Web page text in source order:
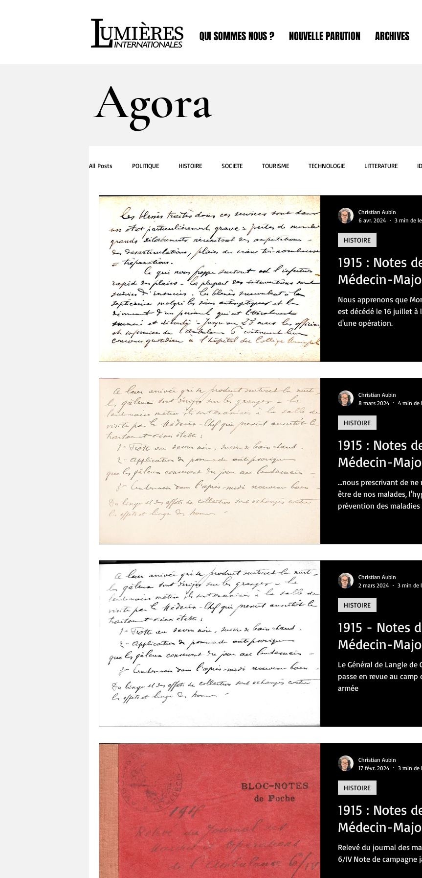
QUI SOMMES NOUS ? NOUVELLE PARUTION ARCHIVES
Agora
All Posts POLITIQUE HISTOIRE SOCIETE TOURISME TECHNOLOGIE LITTERATURE
CUISINE MEDIAS MUSIQUE ART SCIENCE INTERNATIONAL
SANTE NATURE ARCHITECTURE BANDE DESSINEE CINEMA THEATRE
Histoires Séries HISTOIRES VOYAGES
1915 : Notes
Médecin-
Nous apprenons que
est décédé le 16 juillet à
d'une opération.
HISTOIRE
Christian Aubin
6 avr. 2024
3 min de
1915 : Notes
Médecin-
...nous prescrivant de
être de nos malades,
prévention des maladies
HISTOIRE
Christian Aubin
8 mars 2024
4 min de
1915 - Notes
Médecin-
Le Général de Langle de Cary, commandant la
passe en revue au
armée
HISTOIRE
Christian Aubin
2 mars 2024
3 min de
1915 : Notes
Médecin-
Relevé du journal des
6/IV Note de campagne
HISTOIRE
Christian Aubin
17 févr. 2024
3 min de